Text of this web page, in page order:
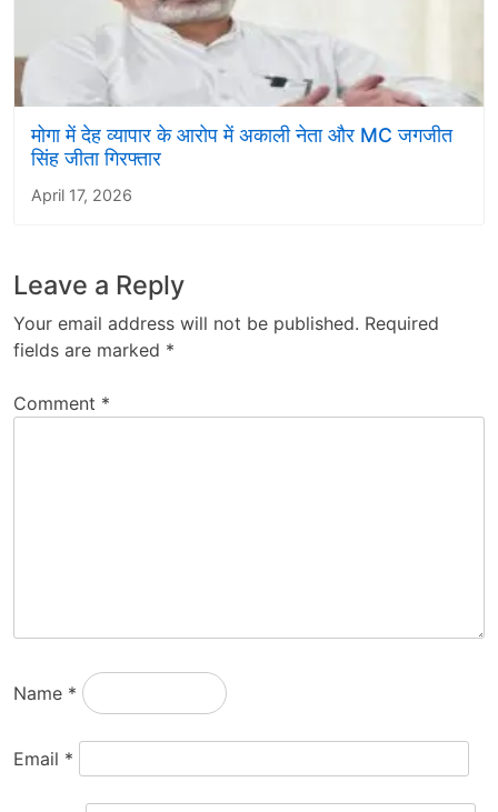
मोगा में देह व्यापार के आरोप में अकाली नेता और MC जगजीत
सिंह जीता गिरफ्तार
April 17, 2026
Leave a Reply
Your email address will not be published. Required
fields are marked *
Comment *
Name *
Email *